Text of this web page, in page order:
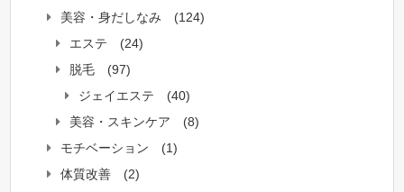
美容・身だしなみ
(124)
エステ
(24)
脱毛
(97)
ジェイエステ
(40)
美容・スキンケア
(8)
モチベーション
(1)
体質改善
(2)